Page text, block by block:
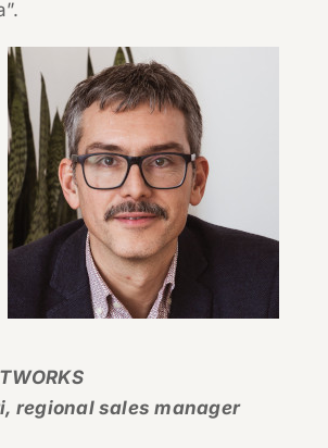
regional sales manager